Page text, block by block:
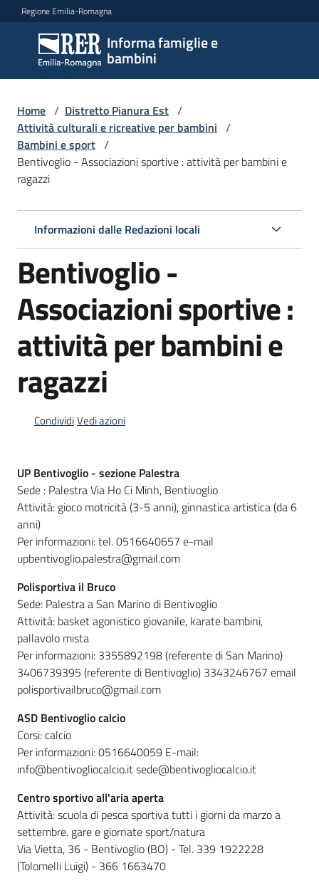
Vai al contenuto
Vai alla navigazione
Vai al footer
Regione Emilia-Romagna
Informa famiglie e
bambini
Informa
famiglie
e
bambini
Argomenti
Servizi
Centri
per
le
famiglie
locali
Newsletter
Home / Distretto Pianura Est /
Attività culturali e ricreative per bambini /
Bambini e sport /
Bentivoglio - Associazioni sportive : attività per bambini e
ragazzi
Informazioni dalle Redazioni locali
Bentivoglio -
Associazioni sportive :
attività per bambini e
ragazzi
CondividiVedi azioni
UP Bentivoglio - sezione Palestra
Sede : Palestra Via Ho Ci Minh, Bentivoglio
Attività: gioco motricità (3-5 anni), ginnastica artistica (da 6
anni)
Per informazioni: tel. 0516640657 e-mail
upbentivoglio.palestra@gmail.com
Polisportiva il Bruco
Sede: Palestra a San Marino di Bentivoglio
Attività: basket agonistico giovanile, karate bambini,
pallavolo mista
Per informazioni: 3355892198 (referente di San Marino)
3406739395 (referente di Bentivoglio) 3343246767 email
polisportivailbruco@gmail.com
ASD Bentivoglio calcio
Corsi: calcio
Per informazioni: 0516640059 E-mail:
info@bentivogliocalcio.it sede@bentivogliocalcio.it
Centro sportivo all'aria aperta
Attività: scuola di pesca sportiva tutti i giorni da marzo a
settembre. gare e giornate sport/natura
Via Vietta, 36 - Bentivoglio (BO) - Tel. 339 1922228
(Tolomelli Luigi) - 366 1663470